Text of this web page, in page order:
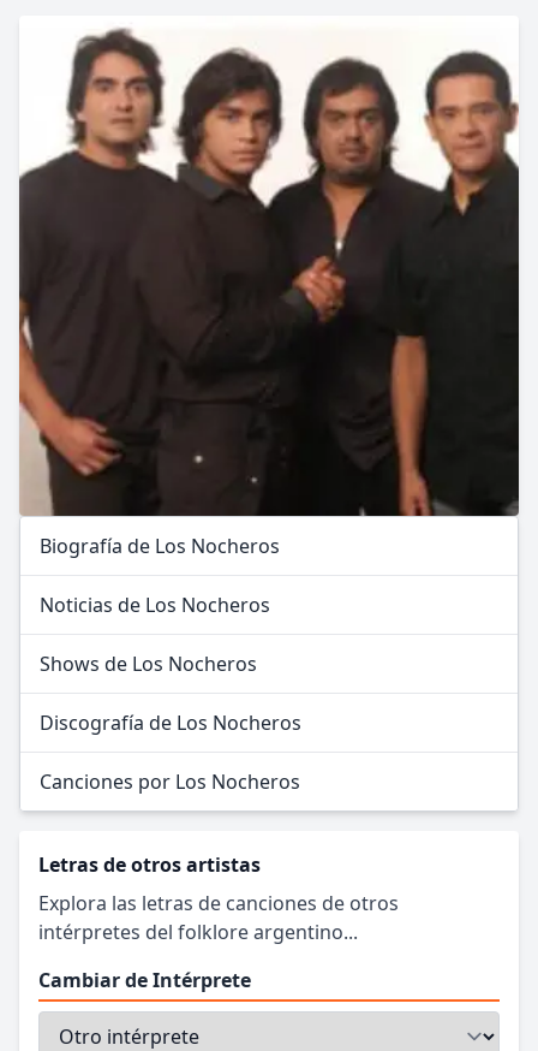
Biografía de Los Nocheros
Noticias de Los Nocheros
Shows de Los Nocheros
Discografía de Los Nocheros
Canciones por Los Nocheros
Letras de otros artistas
Explora las letras de canciones de otros
intérpretes del folklore argentino...
Cambiar de Intérprete